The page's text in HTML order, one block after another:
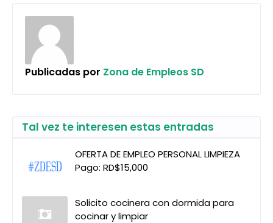
Publicadas por Zona de Empleos SD
Tal vez te interesen estas entradas
OFERTA DE EMPLEO PERSONAL LIMPIEZA
Pago: RD$15,000
Solicito cocinera con dormida para
cocinar y limpiar